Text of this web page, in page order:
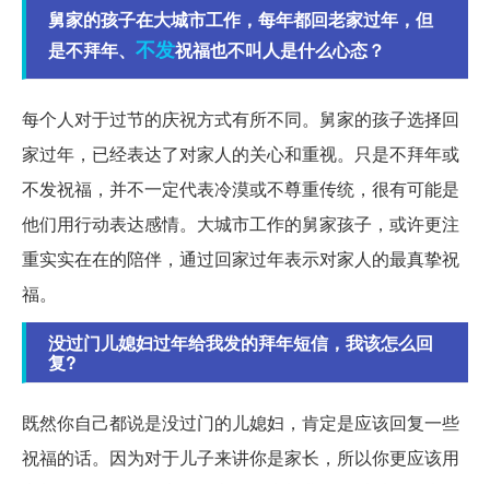
舅家的孩子在大城市工作，每年都回老家过年，但
是不拜年、 不发祝福也不叫人是什么心态？
每个人对于过节的庆祝方式有所不同。舅家的孩子选择回
家过年，已经表达了对家人的关心和重视。只是不拜年或
不发祝福，并不一定代表冷漠或不尊重传统，很有可能是
他们用行动表达感情。大城市工作的舅家孩子，或许更注
重实实在在的陪伴，通过回家过年表示对家人的最真挚祝
福。
没过门儿媳妇过年给我发的拜年短信，我该怎么回
复?
既然你自己都说是没过门的儿媳妇，肯定是应该回复一些
祝福的话。因为对于儿子来讲你是家长，所以你更应该用